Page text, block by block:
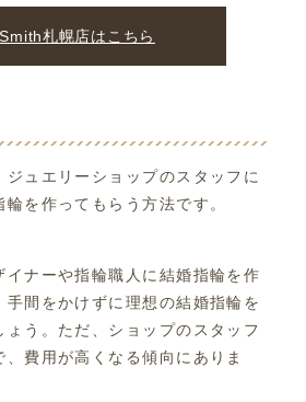
札幌店はこちら
ジュエリーショップのスタッフに
を作ってもらう方法です。
イナーや指輪職人に結婚指輪を作
手間をかけずに理想の結婚指輪を
う。ただ、ショップのスタッフ
費用が高くなる傾向にありま